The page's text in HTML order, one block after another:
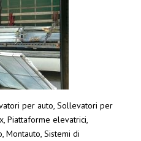
per auto, Sollevatori per
Piattaforme elevatrici,
Montauto, Sistemi di